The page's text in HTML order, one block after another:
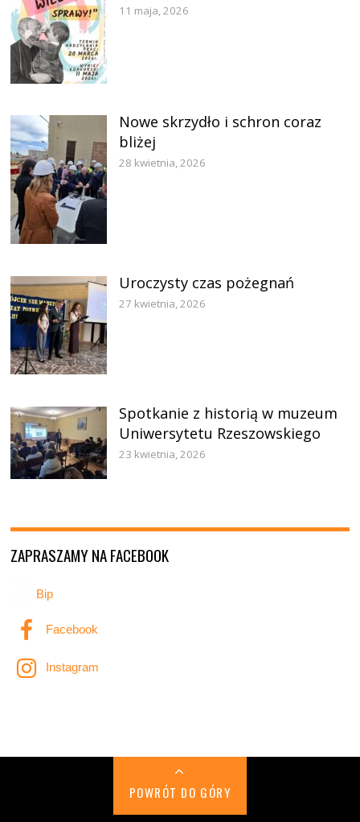
11 maja, 2026
Nowe skrzydło i schron coraz
bliżej
28 kwietnia, 2026
Uroczysty czas pożegnań
27 kwietnia, 2026
Spotkanie z historią w muzeum
Uniwersytetu Rzeszowskiego
23 kwietnia, 2026
ZAPRASZAMY NA FACEBOOK
Bip
Facebook
Instagram
POWRÓT DO GÓRY